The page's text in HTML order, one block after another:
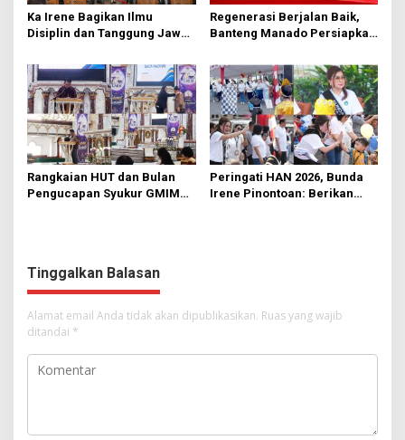
Ka Irene Bagikan Ilmu
Disiplin dan Tanggung Jawab
Manado
Regenerasi Berjalan Baik,
Banteng Manado Persiapkan
Rumput
Rangkaian HUT dan Bulan
Pengucapan Syukur GMIM
Peringati HAN 2026, Bunda
Irene Pinontoan: Berikan
Tinggalkan Balasan
Alamat email Anda tidak akan dipublikasikan. Ruas yang wajib
ditandai *